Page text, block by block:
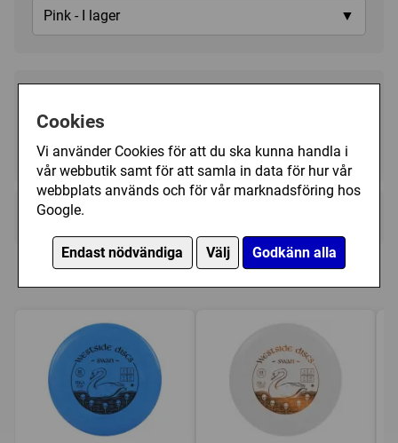
Cookies
Vi använder Cookies för att du ska kunna handla i
vår webbutik samt för att samla in data för hur vår
webbplats används och för vår marknadsföring hos
Google.
Endast nödvändiga Välj Godkänn alla
Pink - I lager ▼
139 kr
I lager, leveranstid 1-3 vardagar
Kategori(er):
Liknande discar i lager